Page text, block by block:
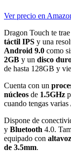
Ver precio en
Dragon Touch te
táctil IPS y una
Android 9.0 como
2GB y un disco
de hasta 128GB y
Cuenta con un
núcleos de 1.5GHz
cuando tengas varias
Dispone de
y Bluetooth 4.0.
equipado con altavoz
de 3.5mm.